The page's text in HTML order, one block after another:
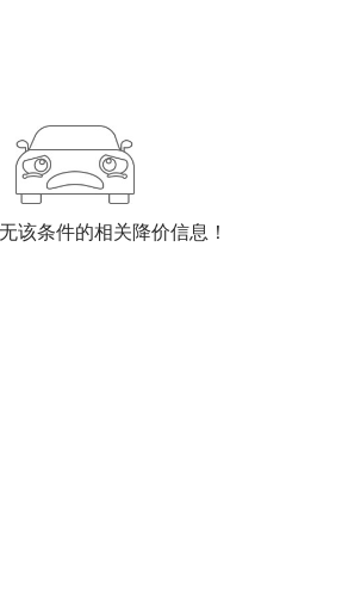
该条件的相关降价信息！